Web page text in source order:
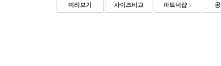
미리보기 사이즈비교 파트너샵